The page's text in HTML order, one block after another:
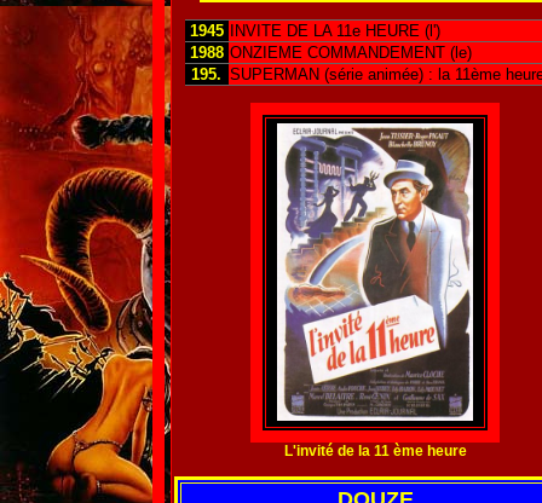
1945
INVITE DE LA 11e HEURE (l')
1988 ONZIEME COMMANDEMENT (le)
195. SUPERMAN (série animée) : la 11ème
L'invité de la 11 ème heure